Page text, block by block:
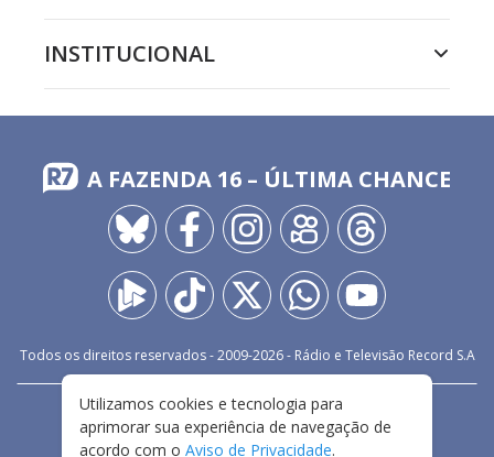
INSTITUCIONAL
A FAZENDA 16 – ÚLTIMA CHANCE
Todos os direitos reservados - 2009-2026- Rádio e Televisão Record S.A
FALE CONOSCO
PRIVACIDADE
TERMOS E CONDIÇÕES DE USO
Utilizamos cookies e tecnologia para
aprimorar sua experiência de navegação de
acordo com o Aviso de Privacidade.